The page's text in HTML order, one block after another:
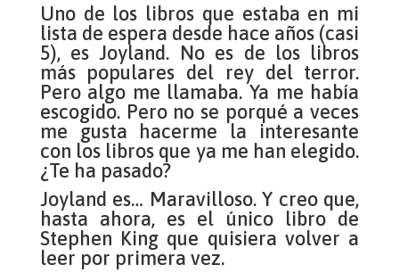
Uno de los libros que estaba en mi
lista de espera desde hace años (casi
5), es Joyland. No es de los libros
más populares del rey del terror.
Pero algo me llamaba. Ya me había
escogido. Pero no se porqué a veces
me gusta hacerme la interesante
con los libros que ya me han elegido.
¿Te ha pasado?
Joyland es… Maravilloso. Y creo que,
hasta ahora, es el único libro de
Stephen King que quisiera volver a
leer por primera vez.